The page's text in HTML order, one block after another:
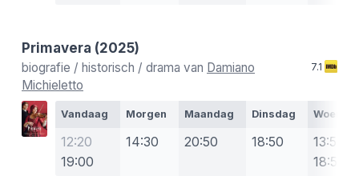
Primavera (2025)
biografie / historisch / drama van Damiano
Michieletto
7.1
Vandaag Morgen Maandag Dinsdag
12:20
19:00
14:30 20:50 18:50
13:50
18:50